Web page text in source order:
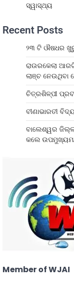
ସ୍ୱାସ୍ଥ୍ୟ
Recent Posts
୨୩ ଟି ଔଷଧର
ରାଉରକେଲା
ଲାଞ୍ଚ ନେଉଥିବା
ଚିତ୍ରଶିଳ୍ପୀ
ବୀଣାଭାରତୀ
ବାଲେଶ୍ୱର
କଲେ
Member of WJAI